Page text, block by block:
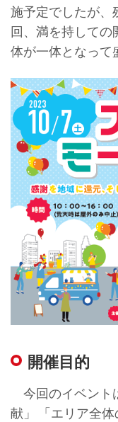
施予定でしたが、
回、満を持しての
体が一体となって
開催目的
今回のイベント
献」 「エリア全